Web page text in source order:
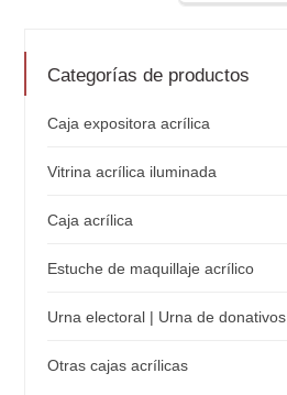
Categorías de productos
Caja expositora acrílica
Vitrina acrílica iluminada
Caja acrílica
Estuche de maquillaje acrílico
Urna electoral | Urna de donativos
Otras cajas acrílicas